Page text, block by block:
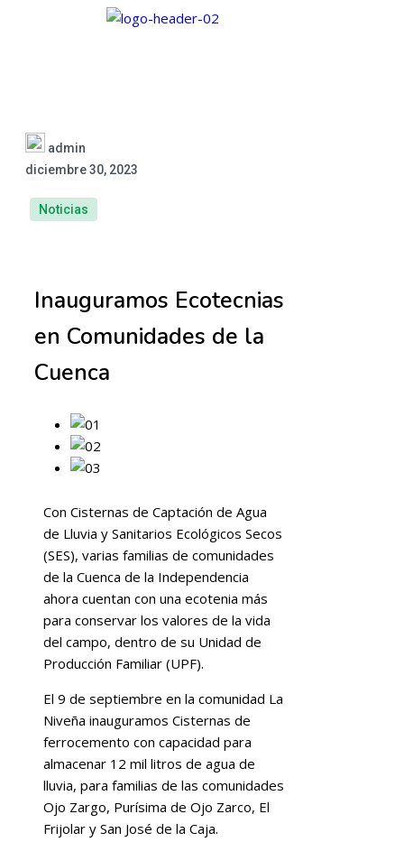
admin
diciembre 30, 2023
Noticias
Inauguramos Ecotecnias
en Comunidades de la
Cuenca
Con Cisternas de Captación de Agua
de Lluvia y Sanitarios Ecológicos Secos
(SES), varias familias de comunidades
de la Cuenca de la Independencia
ahora cuentan con una ecotenia más
para conservar los valores de la vida
del campo, dentro de su Unidad de
Producción Familiar (UPF).
El 9 de septiembre en la comunidad La
Niveña inauguramos Cisternas de
ferrocemento con capacidad para
almacenar 12 mil litros de agua de
lluvia, para familias de las comunidades
Ojo Zargo, Purísima de Ojo Zarco, El
Frijolar y San José de la Caja.